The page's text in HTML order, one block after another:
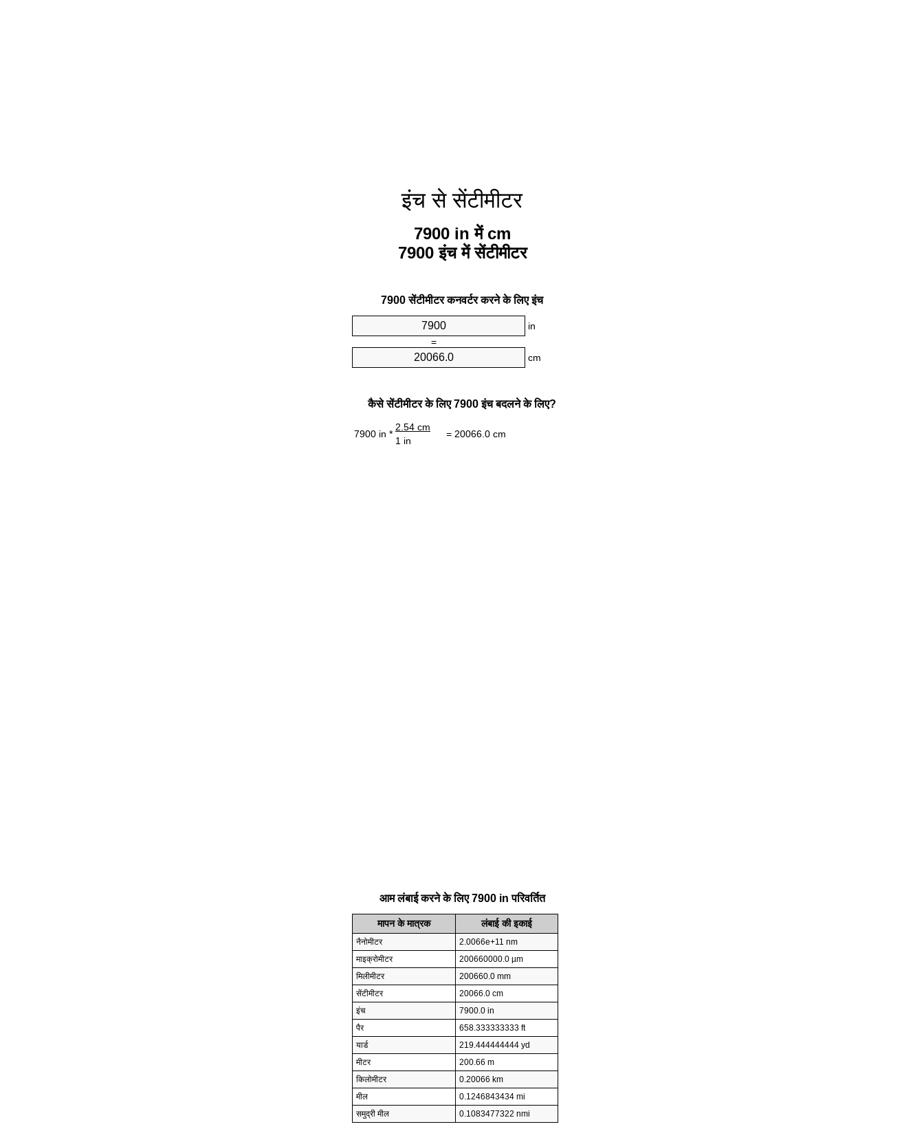
इंच से सेंटीमीटर
7900 in में cm
7900 इंच में सेंटीमीटर
7900 सेंटीमीटर कनवर्टर करने के लिए इंच
in
=
cm
कैसे सेंटीमीटर के लिए 7900 इंच बदलने के लिए?
7900 in *
2.54 cm
= 20066.0 cm
1 in
आम लंबाई करने के लिए 7900 in परिवर्तित
मापन के मात्रक लंबाई की इकाई
नैनोमीटर
2.0066e+11 nm
माइक्रोमीटर
200660000.0 µm
मिलीमीटर
200660.0 mm
सेंटीमीटर
20066.0 cm
इंच
7900.0 in
पैर
658.333333333 ft
यार्ड
219.444444444 yd
मीटर
200.66 m
किलोमीटर
0.20066 km
मील
0.1246843434 mi
समुद्री मील
0.1083477322 nmi